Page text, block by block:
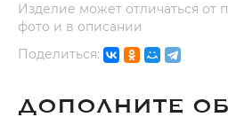
Изделие может отличаться от
фото и в описании
Поделиться:
ДОПОЛНИТЕ